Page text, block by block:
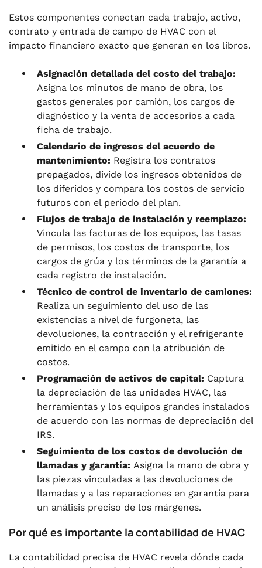
Estos componentes conectan cada trabajo, activo,
contrato y entrada de campo de HVAC con el
impacto financiero exacto que generan en los libros.
Asignación detallada del costo del trabajo:
Asigna los minutos de mano de obra, los
gastos generales por camión, los cargos de
diagnóstico y la venta de accesorios a cada
ficha de trabajo.
Calendario de ingresos del acuerdo de
mantenimiento: Registra los contratos
prepagados, divide los ingresos obtenidos de
los diferidos y compara los costos de servicio
futuros con el período del plan.
Flujos de trabajo de instalación y reemplazo:
Vincula las facturas de los equipos, las tasas
de permisos, los costos de transporte, los
cargos de grúa y los términos de la garantía a
cada registro de instalación.
Técnico de control de inventario de camiones:
Realiza un seguimiento del uso de las
existencias a nivel de furgoneta, las
devoluciones, la contracción y el refrigerante
emitido en el campo con la atribución de
costos.
Programación de activos de capital: Captura
la depreciación de las unidades HVAC, las
herramientas y los equipos grandes instalados
de acuerdo con las normas de depreciación del
IRS.
Seguimiento de los costos de devolución de
llamadas y garantía: Asigna la mano de obra y
las piezas vinculadas a las devoluciones de
llamadas y a las reparaciones en garantía para
un análisis preciso de los márgenes.
Por qué es importante la contabilidad de HVAC
La contabilidad precisa de HVAC revela dónde cada